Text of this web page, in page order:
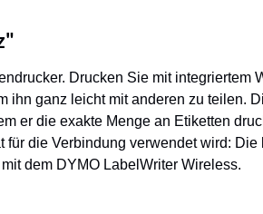
Drucken Sie mit integriertem
ganz leicht mit anderen zu teilen.
er die exakte Menge an Etiketten
die Verbindung verwendet wird:
dem DYMO LabelWriter Wireless.